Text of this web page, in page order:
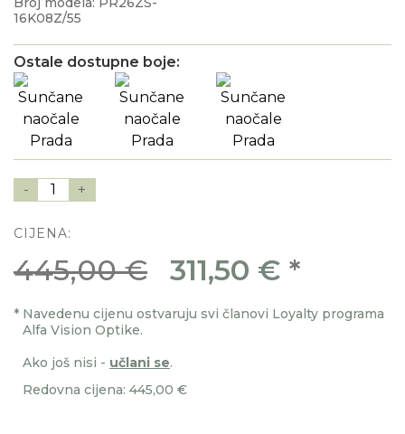
16K08Z/55
Ostale dostupne boje:
- 1 +
CIJENA:
445,00 € 311,50 € *
* Navedenu cijenu ostvaruju svi članovi Loyalty programa
Alfa Vision Optike.
Ako još nisi - učlani se.
Redovna cijena: 445,00 €